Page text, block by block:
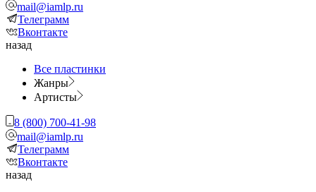
mail@iamlp.ru
Телеграмм
Вконтакте
назад
Все пластинки
Жанры
Артисты
8 (800) 700-41-98
mail@iamlp.ru
Телеграмм
Вконтакте
назад